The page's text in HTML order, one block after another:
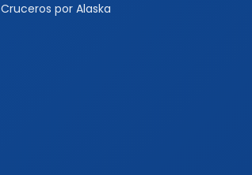
Cruceros por Alaska